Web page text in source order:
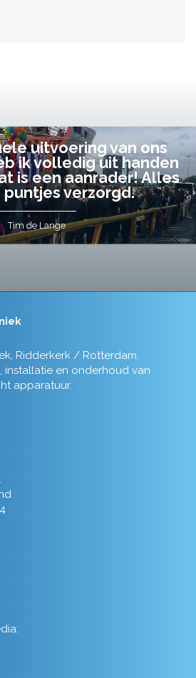
uitvoering van ons
ik volledig uit handen
is een aanrader! Alles
verzorgd.
Tim de Lange
Ridderkerk / Rotterdam.
installatie en onderhoud van
apparatuur.